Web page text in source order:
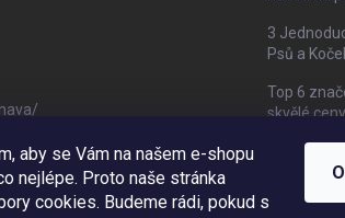
aby se Vám na našem e-shopu
nejlépe. Proto naše stránka
cookies. Budeme rádi, pokud s
3
Psů a
Top 6
skvělé ceny